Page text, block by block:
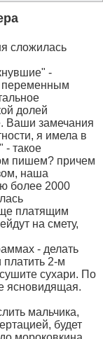
сложилась
-
переменным
долей
Ваши замечания
я имела в
такое
пишем? причем
наша
более 2000
платящим
на смету,
- делать
платить 2-м
сухари. По
ясновидящая.
мальчика,
будет